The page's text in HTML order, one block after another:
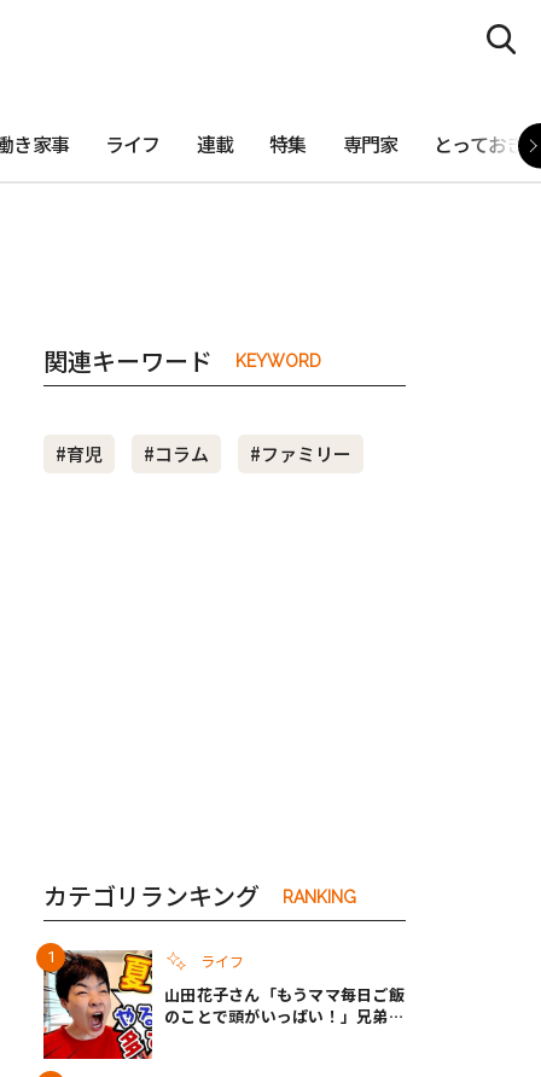
夫婦
き家事 ライフ 連載 特集 専門家 とっておき
関連キーワード KEYWORD
#育児 #コラム #ファミリー
カテゴリランキング RANKING
ライフ
山田花子さん「もうママ毎日ご飯
のことで頭がいっぱい！」兄弟夏